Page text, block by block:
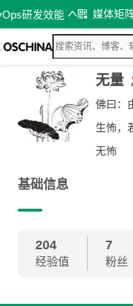
研发效能 媒体矩
无量
佛曰：
生怖，
无怖
基础信息
204
经验值
7
粉丝